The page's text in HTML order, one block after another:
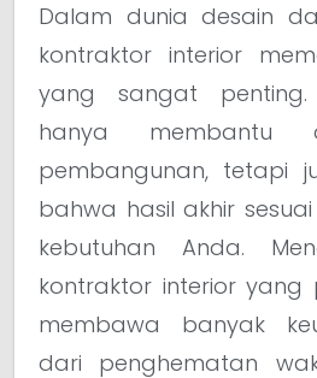
Dalam dunia desain
kontraktor interior
yang sangat
hanya membantu
pembangunan, tetapi
bahwa hasil akhir
kebutuhan Anda.
kontraktor interior yang
membawa banyak
dari penghematan